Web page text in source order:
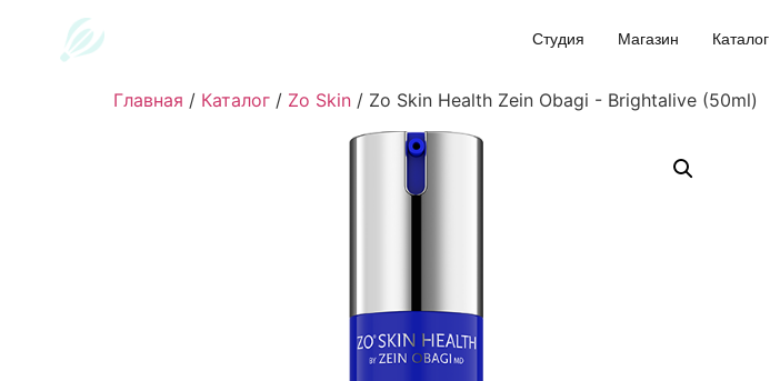
Студия Магазин Каталог
Главная / Каталог / Zo Skin / Zo Skin Health Zein Obagi - Brightalive (50ml)